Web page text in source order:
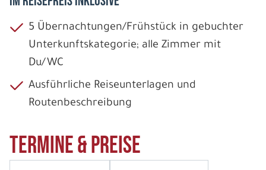
5 Übernachtungen/Frühstück in gebuchter
Unterkunftskategorie; alle Zimmer mit
Du/WC
Ausführliche Reiseunterlagen und
Routenbeschreibung
Termine & Preise